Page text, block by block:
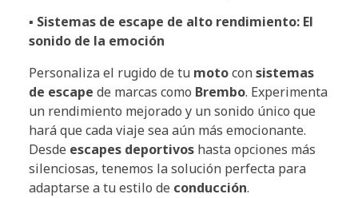
▪ Sistemas de escape de alto rendimiento: El
sonido de la emoción
Personaliza el rugido de tu motoconsistemas
de escape de marcas como Brembo. Experimenta
un rendimiento mejorado y un sonido único que
hará que cada viaje sea aún más emocionante.
Desde escapes deportivos hasta opciones más
silenciosas, tenemos la solución perfecta para
adaptarse a tu estilo de conducción.